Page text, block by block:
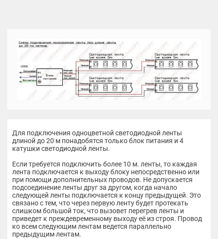
Для подключения одноцветной светодиодной ленты
длиной до 20 м понадобятся только блок питания и 4
катушки светодиодной ленты.
Если требуется подключить более 10 м. ленты, то каждая
лента подключается к выходу блоку непосредственно или
при помощи дополнительных проводов. Не допускается
подсоединение ленты друг за другом, когда начало
следующей ленты подключается к концу предыдущей. Это
связано с тем, что через первую ленту будет протекать
слишком большой ток, что вызовет перегрев ленты и
приведет к преждевременному выходу её из строя. Провод
ко всем следующим лентам ведется параллельно
предыдущим лентам.